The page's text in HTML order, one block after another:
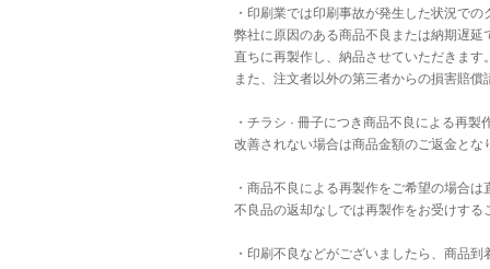
・印刷業では印刷事故が発生した状況で
弊社に原因のある商品不良または納期遅
直ちに再製作し、納品させていただきま
また、注文者以外の第三者からの損害賠
・チラシ · 冊子につき商品不良による再
改善されない場合は商品金額のご返金と
・商品不良による再製作をご希望の場合
不良品の返却なしでは再製作をお受けする
・印刷不良などがございましたら、商品